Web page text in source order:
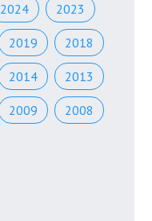
2024 2023
2019 2018
2014 2013
2009 2008